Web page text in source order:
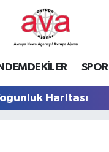
SPOR
Haritası